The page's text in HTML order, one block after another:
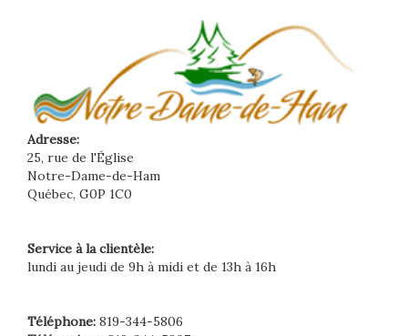
Adresse:
25, rue de l'Église
Notre-Dame-de-Ham
Québec, G0P 1C0
Service à la clientèle:
lundi au jeudi de 9h à midi et de 13h à 16h
Téléphone: 819-344-5806